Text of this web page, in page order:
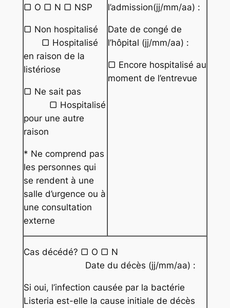
▢ O ▢ N ▢ NSP
▢ Non hospitalisé
▢ Hospitalisé
en raison de la
listériose
▢ Ne sait pas
▢ Hospitalisé
pour une autre
raison
* Ne comprend pas
les personnes qui
se rendent à une
salle d’urgence ou à
une consultation
externe
l’admission(jj/mm/aa) :
Date de congé de
l’hôpital (jj/mm/aa) :
▢ Encore hospitalisé au
moment de l’entrevue
Cas décédé? ▢ O ▢ N
Date du décès (jj/mm/aa) :
Si oui, l’infection causée par la bactérie
Listeria est-elle la cause initiale de décès